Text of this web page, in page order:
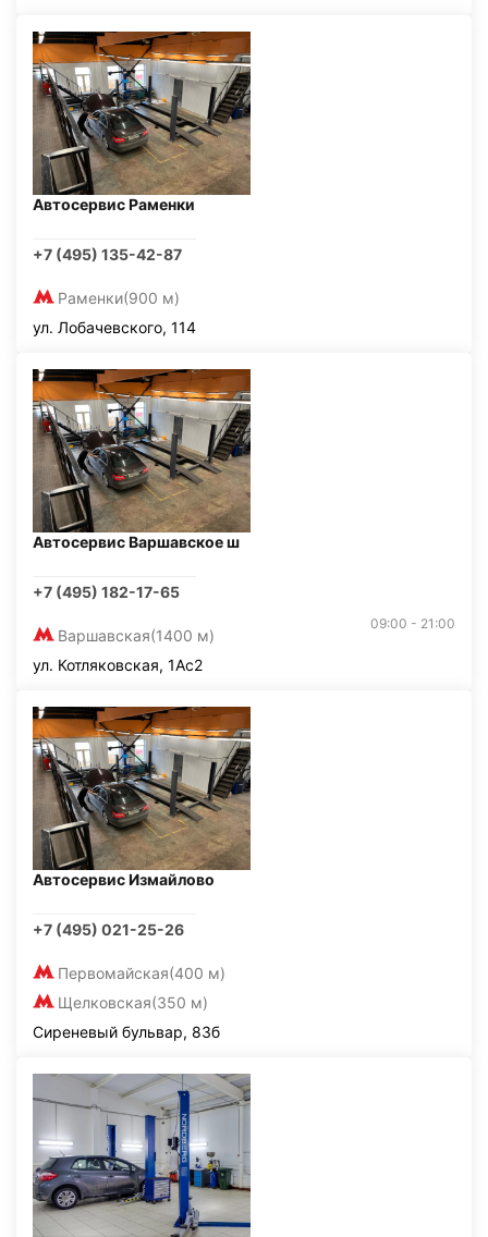
Автосервис Раменки
+7 (495) 135-42-87
Раменки(900 м)
ул. Лобачевского, 114
Автосервис Варшавское ш
+7 (495) 182-17-65
Варшавская(1400 м)
09:00 - 21:00
ул. Котляковская, 1Ас2
Автосервис Измайлово
+7 (495) 021-25-26
Первомайская(400 м)
Щелковская(350 м)
Сиреневый бульвар, 83б